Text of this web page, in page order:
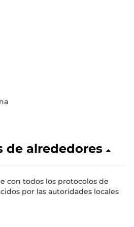
de alrededores
con todos los protocolos de
por las autoridades locales